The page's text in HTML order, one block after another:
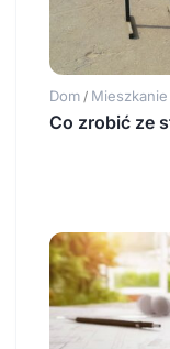
Dom / Mieszkanie
Co zrobić ze